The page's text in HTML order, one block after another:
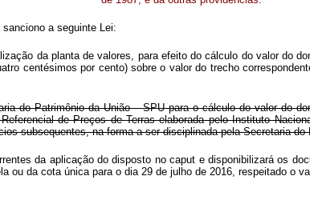
a seguinte Lei:
da planta de valores, para efeito do cálculo do valor do
centésimos por cento) sobre o valor do trecho
do Patrimônio da União – SPU para o cálculo do valor do
de Preços de Terras elaborada pelo Instituto
subsequentes, na forma a ser disciplinada pela Secretaria
da aplicação do disposto nocaput e disponibilizará os
da cota única para o dia 29 de julho de 2016, respeitado o